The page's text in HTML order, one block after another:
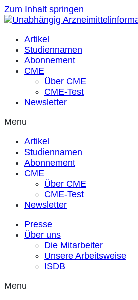
Zum Inhalt springen
Artikel
Studiennamen
Abonnement
CME
Über CME
CME-Test
Newsletter
Menu
Artikel
Studiennamen
Abonnement
CME
Über CME
CME-Test
Newsletter
Presse
Über uns
Die Mitarbeiter
Unsere Arbeitsweise
ISDB
Menu